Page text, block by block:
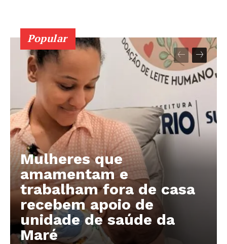
SUBSCRIBE NOW
Company
About
Contact us
Subscription Plans
My account
Popular
Mulheres que
amamentam e
trabalham fora de casa
recebem apoio de
unidade de saúde da
Maré